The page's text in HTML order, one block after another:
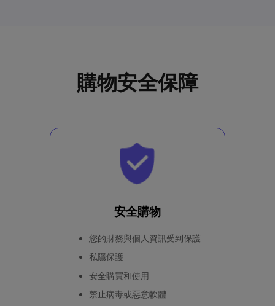
購物安全保障
安全購物
您的財務與個人資訊受到保護
私隱保護
安全購買和使用
禁止病毒或惡意軟體